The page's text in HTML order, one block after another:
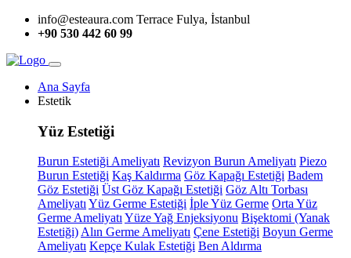
info@esteaura.com Terrace Fulya, İstanbul
+90 530 442 60 99
Ana Sayfa
Estetik
Yüz Estetiği
Burun Estetiği Ameliyatı Revizyon Burun Ameliyatı Piezo
Burun Estetiği Kaş Kaldırma Göz Kapağı Estetiği Badem
Göz Estetiği Üst Göz Kapağı Estetiği Göz Altı Torbası
AmeliyatıYüz Germe Estetiği İple Yüz Germe Orta Yüz
Germe AmeliyatıYüze Yağ Enjeksiyonu Bişektomi (Yanak
Estetiği)Alın Germe Ameliyatı Çene Estetiği Boyun Germe
Ameliyatı Kepçe Kulak Estetiği Ben Aldırma